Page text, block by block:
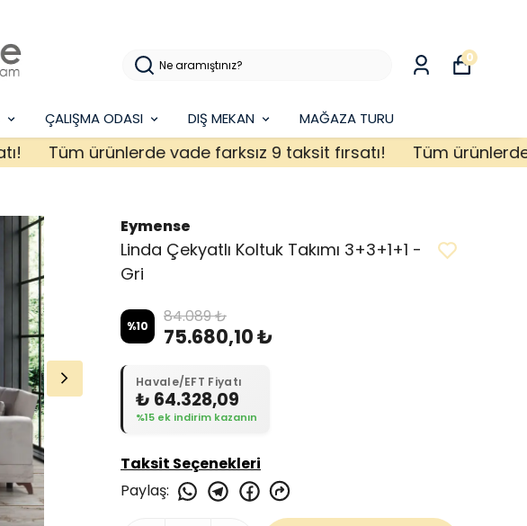
ÇALIŞMA ODASI DIŞ MEKAN MAĞAZA TURU
0
Tüm ürünlerde vade farksız 9 taksit fırsatı! Tüm ürünlerde
Eymense
Linda Çekyatlı Koltuk Takımı 3+3+1+1 -
Gri
%10 84.089 ₺
75.680,10 ₺
Havale/EFT Fiyatı
₺ 64.328,09
%15 ek indirim kazanın
Taksit Seçenekleri
Paylaş: